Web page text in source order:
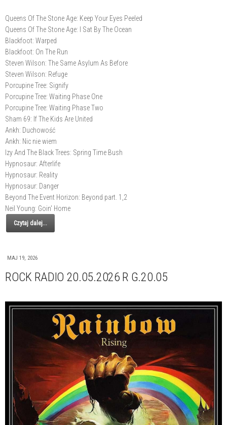
Queens Of The Stone Age: Keep Your Eyes Peeled
Queens Of The Stone Age: I Sat By The Ocean
Blackfoot: Warped
Blackfoot: On The Run
Steven Wilson: The Same Asylum As Before
Steven Wilson: Refuge
Porcupine Tree: Signify
Porcupine Tree: Waiting Phase One
Porcupine Tree: Waiting Phase Two
Sham 69: If The Kids Are United
Ankh: Duchowość
Ankh: Nic nie wiem
Izy And The Black Trees: Spring Time Bush
Hypnosaur: Afterlife
Hypnosaur: Reality
Hypnosaur: Danger
Beyond The Event Horizon: Beyond part. 1,2
Neil Young: Goin' Home
Czytaj dalej...
MAJ 19, 2026
ROCK RADIO 20.05.2026 R G.20.05